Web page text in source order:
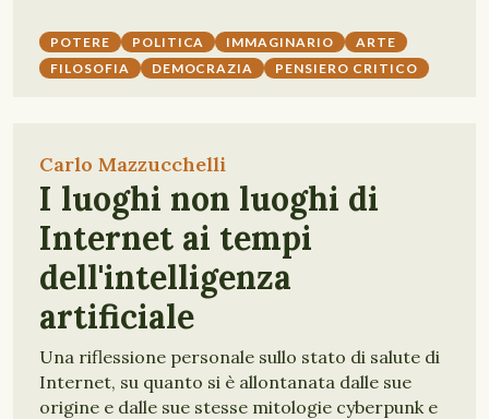
POTERE POLITICA IMMAGINARIO
ARTE
FILOSOFIA
DEMOCRAZIA PENSIERO CRITICO
Carlo Mazzucchelli
I luoghi non luoghi di
Internet ai tempi
dell'intelligenza
artificiale
Una riflessione personale sullo stato di salute di
Internet, su quanto si è allontanata dalle sue
origine e dalle sue stesse mitologie cyberpunk e